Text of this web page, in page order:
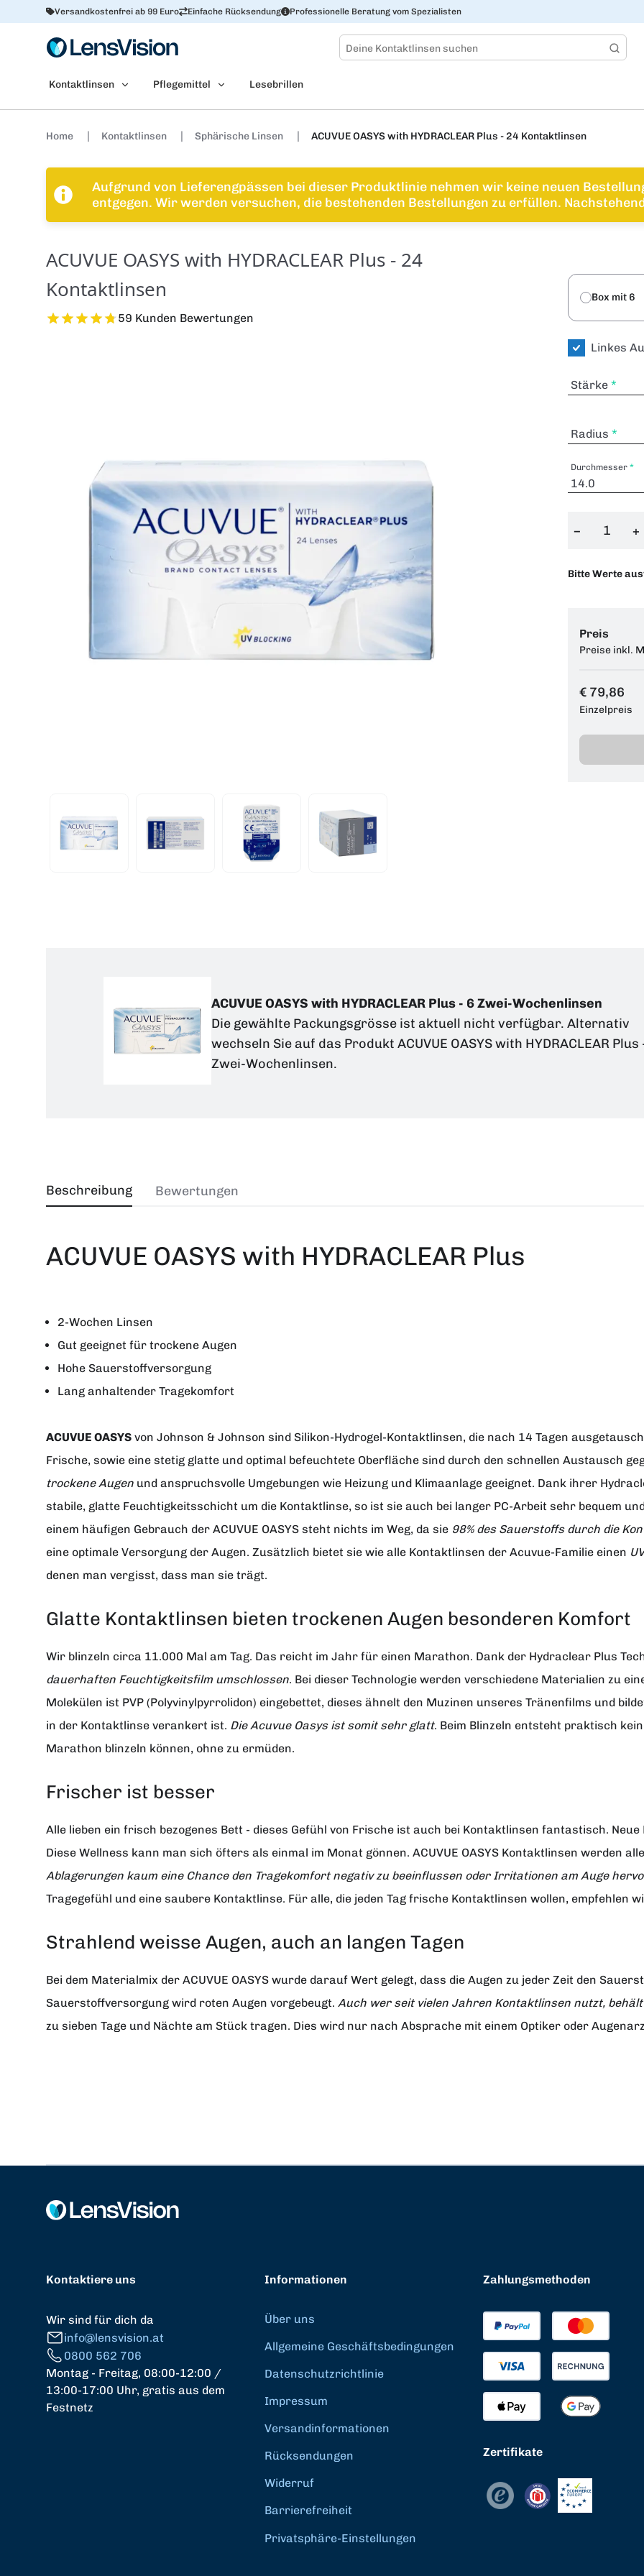
Versandkostenfrei ab 99 Euro Einfache Rücksendung Professionelle Beratung vom Spezialisten
Kontaktlinsen Pflegemittel Lesebrillen
Home Kontaktlinsen Sphärische Linsen ACUVUE OASYS with HYDRACLEAR Plus - 24 Kontaktlinsen
Aufgrund von Lieferengpässen bei dieser Produktlinie nehmen wir keine neuen
entgegen. Wir werden versuchen, die bestehenden Bestellungen zu erfüllen.
ACUVUE OASYS with HYDRACLEAR Plus - 24
Kontaktlinsen
59 Kunden Bewertungen
Box mit 6
Linkes
Stärke
Radius
Durchmesser
− +
Bitte Werte
Preis
Preise inkl.
€ 79,86
Einzelpreis
ACUVUE OASYS with HYDRACLEAR Plus - 6 Zwei-Wochenlinsen
Die gewählte Packungsgrösse ist aktuell nicht verfügbar. Alternativ
wechseln Sie auf das Produkt ACUVUE OASYS with HYDRACLEAR Plus
Zwei-Wochenlinsen.
Beschreibung
ACUVUE OASYS with HYDRACLEAR Plus
2-Wochen Linsen
Gut geeignet für trockene Augen
Hohe Sauerstoffversorgung
Lang anhaltender Tragekomfort
ACUVUE OASYS von Johnson & Johnson sind Silikon-Hydrogel-Kontaktlinsen, die nach 14 Tagen
Frische, sowie eine stetig glatte und optimal befeuchtete Oberfläche sind durch den schnellen Austausch
trockene Augen und anspruchsvolle Umgebungen wie Heizung und Klimaanlage geeignet. Dank ihrer
stabile, glatte Feuchtigkeitsschicht um die Kontaktlinse, so ist sie auch bei langer PC-Arbeit sehr bequem
einem häufigen Gebrauch der ACUVUE OASYS steht nichts im Weg, da sie 98% des Sauerstoffs durch die
eine optimale Versorgung der Augen. Zusätzlich bietet sie wie alle Kontaktlinsen der Acuvue-Familie einen
denen man vergisst, dass man sie trägt.
Glatte Kontaktlinsen bieten trockenen Augen besonderen Komfort
Wir blinzeln circa 11.000 Mal am Tag. Das reicht im Jahr für einen Marathon. Dank der Hydraclear Plus
dauerhaften Feuchtigkeitsfilm umschlossen. Bei dieser Technologie werden verschiedene Materialien zu
Molekülen ist PVP (Polyvinylpyrrolidon) eingebettet, dieses ähnelt den Muzinen unseres Tränenfilms und
in der Kontaktlinse verankert ist. Die Acuvue Oasys ist somit sehr glatt. Beim Blinzeln entsteht praktisch
Marathon blinzeln können, ohne zu ermüden.
Frischer ist besser
Alle lieben ein frisch bezogenes Bett - dieses Gefühl von Frische ist auch bei Kontaktlinsen fantastisch.
Diese Wellness kann man sich öfters als einmal im Monat gönnen. ACUVUE OASYS Kontaktlinsen werden
Ablagerungen kaum eine Chance den Tragekomfort negativ zu beeinflussen oder Irritationen am Auge
Tragegefühl und eine saubere Kontaktlinse. Für alle, die jeden Tag frische Kontaktlinsen wollen, empfehlen wir
Strahlend weisse Augen, auch an langen Tagen
Bei dem Materialmix der ACUVUE OASYS wurde darauf Wert gelegt, dass die Augen zu jeder Zeit den
Sauerstoffversorgung wird roten Augen vorgebeugt. Auch wer seit vielen Jahren Kontaktlinsen nutzt,
zu sieben Tage und Nächte am Stück tragen. Dies wird nur nach Absprache mit einem Optiker oder
Bewertungen
Kontaktiere uns
Wir sind für dich da
info@lensvision.at
0800 562 706
Montag - Freitag, 08:00-12:00 /
13:00-17:00 Uhr, gratis aus dem
Festnetz
Informationen
Über uns
Allgemeine Geschäftsbedingungen
Datenschutzrichtlinie
Impressum
Versandinformationen
Rücksendungen
Widerruf
Barrierefreiheit
Privatsphäre-Einstellungen
Zahlungsmethoden
Zertifikate